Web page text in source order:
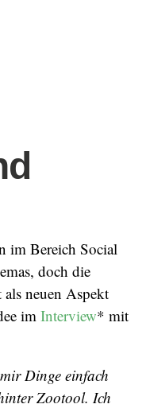
im Bereich Social
doch die
neuen Aspekt
im Interview* mit
Dinge einfach
Zootool. Ich